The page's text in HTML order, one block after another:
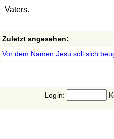
Vaters.
Zuletzt angesehen:
Vor dem Namen Jesu soll sich
Login: